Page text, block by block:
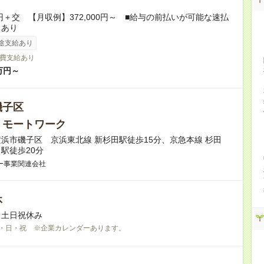
＋交 【月収例】372,000円～ ■給与の前払いが可能な速払
り
支給あり
支給あり
円～
区
ートワーク
市磯子区 京浜東北線 新杉田駅徒歩15分、京急本線 杉田
徒歩20分
事業関連会社
日祝休み
日・祝 ※企業カレンダーあります。